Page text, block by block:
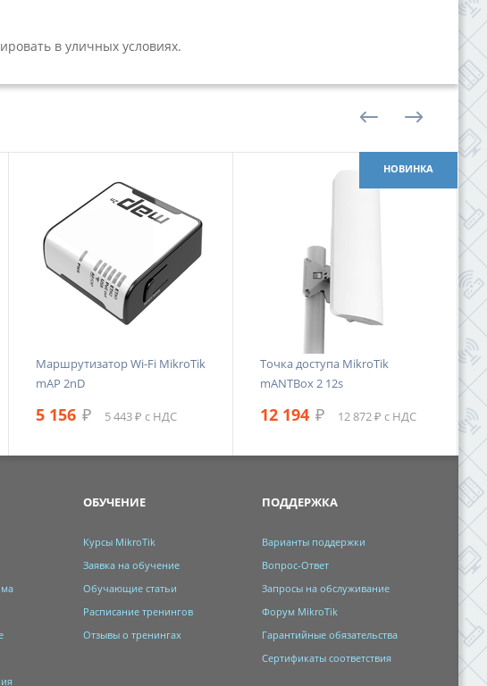
в уличных условиях.
Маршрутизатор Wi-Fi MikroTik
mAP 2nD
5 156 ₽ 5 443 ₽ с НДС
НОВИНКА
Точка доступа MikroTik
mANTBox 2 12s
12 194 ₽ 12 872 ₽ с НДС
ОБУЧЕНИЕ
Курсы MikroTik
Заявка на обучение
Обучающие статьи
Расписание тренингов
Отзывы о тренингах
ПОДДЕРЖКА
Варианты поддержки
Вопрос-Ответ
Запросы на обслуживание
Форум MikroTik
Гарантийные обязательства
Сертификаты соответствия